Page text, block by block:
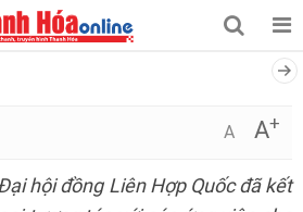
A A+
hội đồng Liên Hợp Quốc đã kết